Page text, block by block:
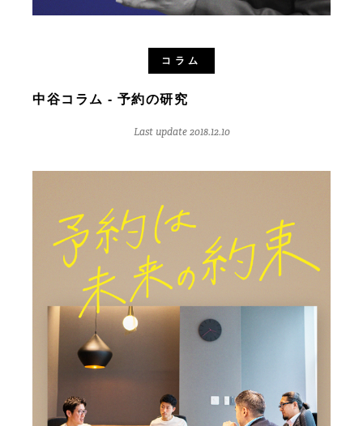
コラム
中谷コラム - 予約の研究
Last update 2018.12.10